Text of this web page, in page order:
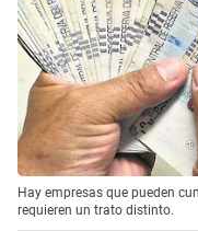
Hay empresas que pueden
requieren un trato distinto.